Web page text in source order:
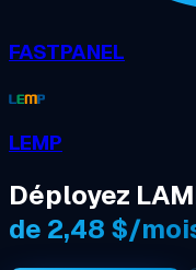
FASTPANEL
LEMP
Déployez
de 2,48 $/